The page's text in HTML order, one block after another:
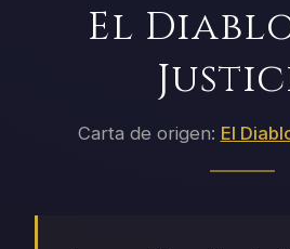
El
Carta de origen: El